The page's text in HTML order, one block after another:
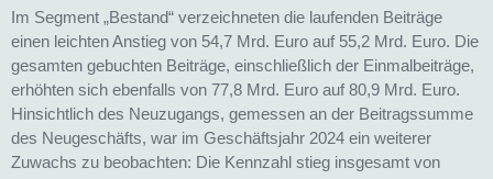
Im Segment „Bestand“ verzeichneten die laufenden Beiträge
einen leichten Anstieg von 54,7 Mrd. Euro auf 55,2 Mrd. Euro. Die
gesamten gebuchten Beiträge, einschließlich der Einmalbeiträge,
erhöhten sich ebenfalls von 77,8 Mrd. Euro auf 80,9 Mrd. Euro.
Hinsichtlich des Neuzugangs, gemessen an der Beitragssumme
des Neugeschäfts, war im Geschäftsjahr 2024 ein weiterer
Zuwachs zu beobachten: Die Kennzahl stieg insgesamt von